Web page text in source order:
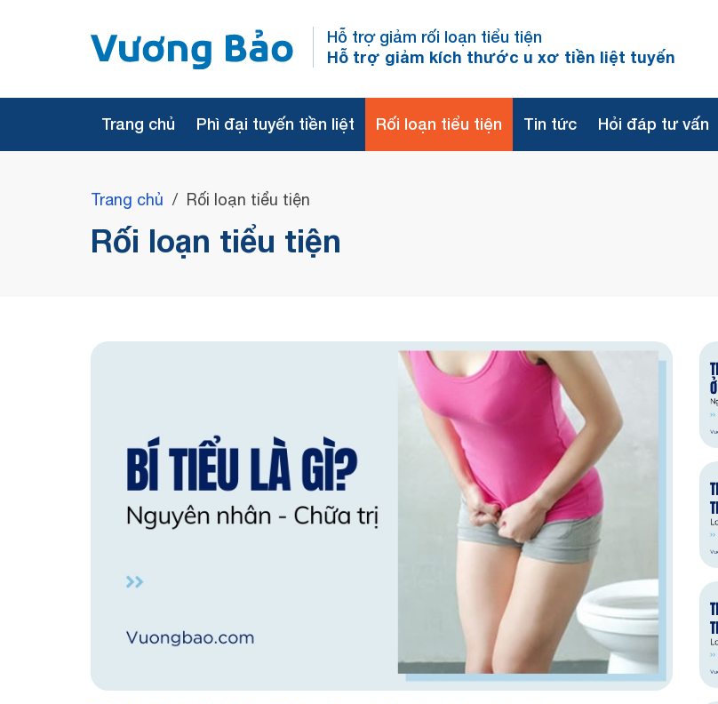
Hỗ trợ giảm rối loạn tiểu tiện
Hỗ trợ giảm kích thước u xơ tiền liệt tuyến
Trang chủ Phì đại tuyến tiền liệt Rối loạn tiểu tiện Tin tức Hỏi đáp tư vấn
Trang chủ / Rối loạn tiểu tiện
Rối loạn tiểu tiện